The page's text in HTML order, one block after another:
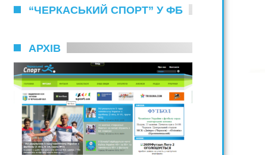
“ЧЕРКАСЬКИЙ СПОРТ” У ФБ
АРХІВ